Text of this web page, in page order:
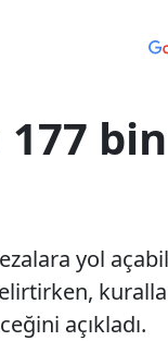
yol
açıkladı.